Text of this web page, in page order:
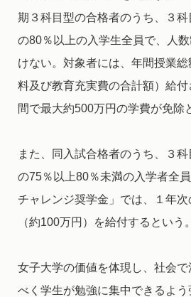
期３科目型の合格者のうち、３
の80％以上の入学生全員で、人
けない。対象者には、年間授業
料及び教育充実費の合計額）給
間で最大約500万円の学費が免除
また、同入試合格者のうち、３
の75％以上80％未満の入学者全
チャレンジ奨学金」では、１年
（約100万円）を給付するという。
女子大学の価値を体現し、社会
べく学生が勉強に集中できるよ